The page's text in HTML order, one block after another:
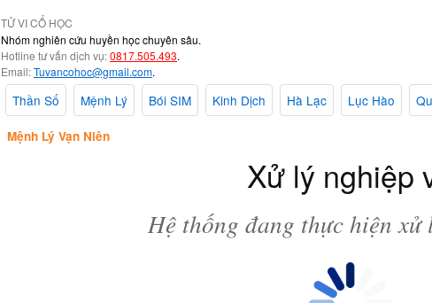
TỬ VI CỔ HỌC
Nhóm nghiên cứu huyền học chuyên sâu.
Hotline tư vấn dịch vụ:0817.505.493.
Email:Tuvancohoc@gmail.com.
Thần Số Mệnh Lý Bói SIM Kinh Dịch Hà Lạc Lục Hào
Mệnh Lý Vạn Niên
Xử lý nghiệp
Hệ thống đang thực hiện xử